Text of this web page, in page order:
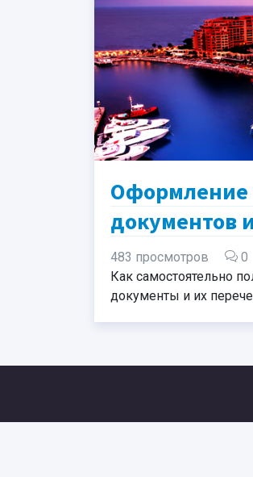
Оформление
документов
483 просмотров
0
Как самостоятельно
документы и их